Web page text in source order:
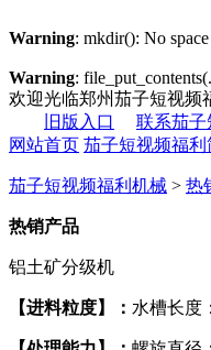
Warning: mkdir(): No
Warning:
欢迎光临郑州茄子短视频
旧版入口
联系茄子
网站首页 茄子短视频福利
茄子短视频福利机械 > 热
热销产品
铝土矿分级机
【进料粒度】： 水槽长度